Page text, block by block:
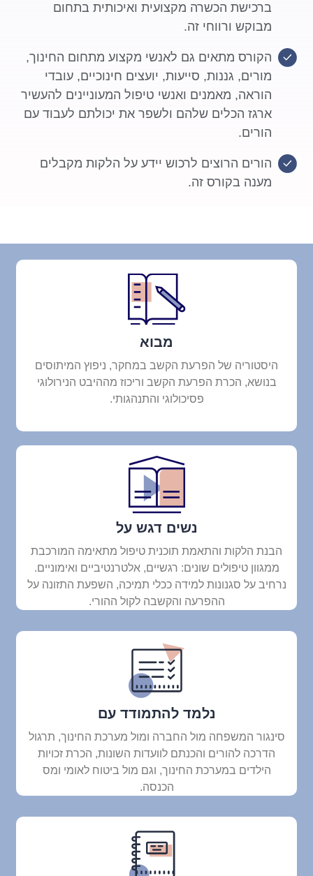
ברכישת הכשרה מקצועית ואיכותית בתחום
מבוקש ורווחי זה.
הקורס מתאים גם לאנשי מקצוע מתחום החינוך,
מורים, גננות, סייעות, יועצים חינוכיים, עובדי
הוראה, מאמנים ואנשי טיפול המעוניינים להעשיר
ארגז הכלים שלהם ולשפר את יכולתם לעבוד עם
הורים.
הורים הרוצים לרכוש יידע על הלקות מקבלים
מענה בקורס זה.
מבוא
היסטוריה של הפרעת הקשב במחקר, ניפוץ המיתוסים
בנושא, הכרת הפרעת הקשב וריכוז מההיבט הנירולוגי
פסיכולוגי והתנהגותי.
נשים דגש על
הבנת הלקות והתאמת תוכנית טיפול מתאימה המורכבת
ממגוון טיפולים שונים: רגשיים, אלטרנטיביים ואימוניים.
נרחיב על סגנונות למידה ככלי תמיכה, השפעת התזונה על
ההפרעה והקשבה לקול ההורי.
נלמד להתמודד עם
סינגור המשפחה מול החברה ומול מערכת החינוך, תרגול
הדרכה להורים והכנתם לוועדות השונות, הכרת זכויות
הילדים במערכת החינוך, וגם מול ביטוח לאומי ומס
הכנסה.